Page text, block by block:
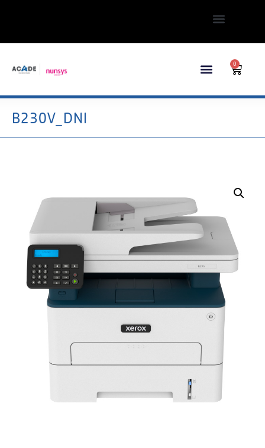
0
B230V_DNI